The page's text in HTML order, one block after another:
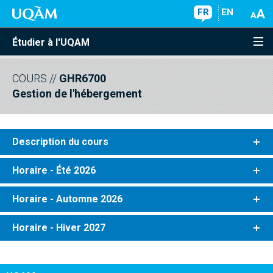
FR EN
Étudier à l'UQAM
COURS // GHR6700
Gestion de l'hébergement
Description du cours
Horaire - Été 2026
Horaire - Automne 2026
Horaire - Hiver 2027